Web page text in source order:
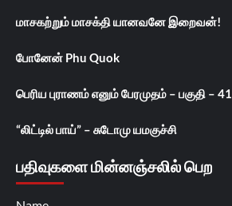
மாசகற்றும் மாசக்தி யானவனே இறைவன்!
போனேன் Phu Quok
பெரிய புராணம் எனும் பேரமுதம் – பகுதி – 41
“லிட்டில் பாய்” – சுடோமு யமகுச்சி
பதிவுகளை மின்னஞ்சலில் பெற